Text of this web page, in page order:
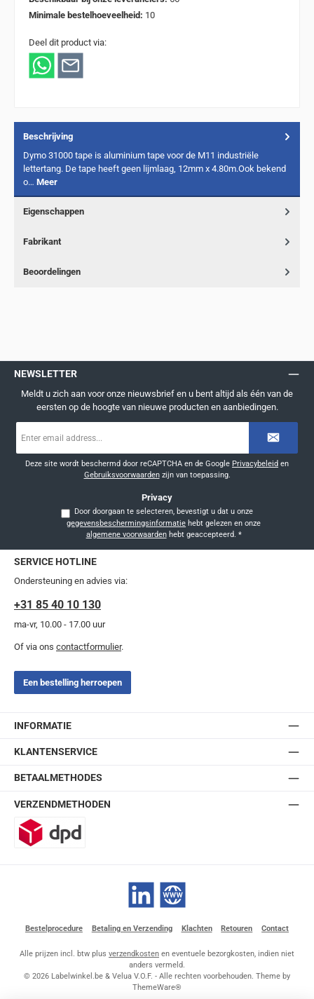
Minimale bestelhoeveelheid: 10
Deel dit product via:
Beschrijving
Dymo 31000 tape is aluminium tape voor de M11 industriële
lettertang. De tape heeft geen lijmlaag, 12mm x 4.80m.Ook bekend
o… Meer
Eigenschappen
Fabrikant
Beoordelingen
NEWSLETTER
Meldt u zich aan voor onze nieuwsbrief en u bent altijd als één van de
eersten op de hoogte van nieuwe producten en aanbiedingen.
mailadres
Deze site wordt beschermd door reCAPTCHA en de Google Privacybeleid en
Gebruiksvoorwaardenzijn van toepassing.
Privacy
Door doorgaan te selecteren, bevestigt u dat u onze
gegevensbeschermingsinformatie
algemene voorwaardenhebt geaccepteerd. *
SERVICE HOTLINE
Ondersteuning en advies via:
+31 85 40 10 130
ma-vr, 10.00 - 17.00 uur
Of via ons contactformulier.
Een bestelling herroepen
INFORMATIE
KLANTENSERVICE
BETAALMETHODES
VERZENDMETHODEN
LinkedIn Website
Bestelprocedure Betaling en Verzending Klachten Retouren Contact
Alle prijzen incl. btw plus verzendkosten en eventuele bezorgkosten, indien niet
anders vermeld.
© 2026 Labelwinkel.be & Velua V.O.F. - Alle rechten voorbehouden. Theme by
ThemeWare®